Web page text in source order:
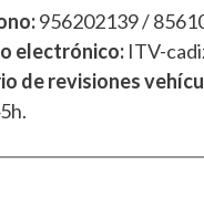
956202139 /
electrónico: ITV-
de revisiones